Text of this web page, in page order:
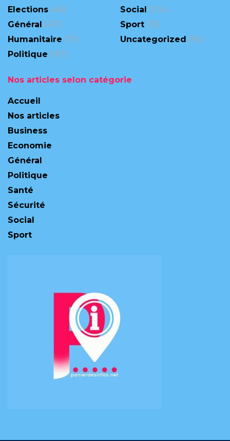
Elections (48)
Général (471)
Humanitaire (75)
Politique (167)
Social (104)
Sport (13)
Uncategorized (95)
Nos articles selon catégorie
Accueil
Nos articles
Business
Economie
Général
Politique
Santé
Sécurité
Social
Sport